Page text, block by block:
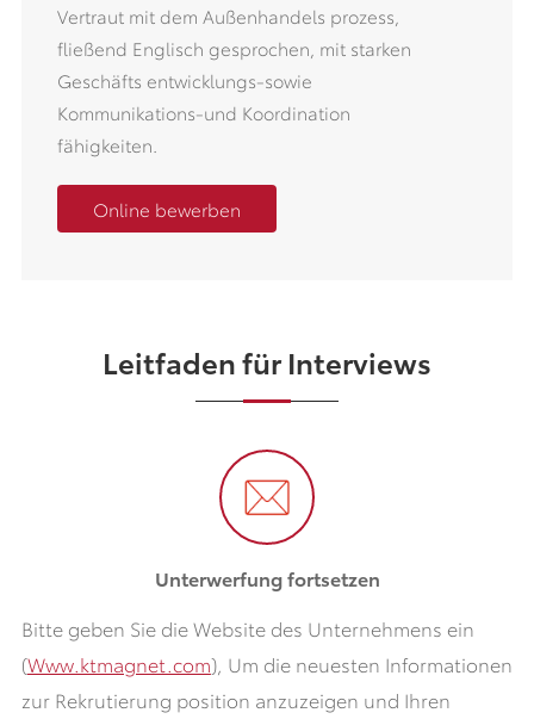
Vertraut mit dem Außenhandels prozess,
fließend Englisch gesprochen, mit starken
Geschäfts entwicklungs-sowie
Kommunikations-und Koordination
fähigkeiten.
Online bewerben
Leitfaden für Interviews
Unterwerfung fortsetzen
Bitte geben Sie die Website des Unternehmens ein
(Www.ktmagnet.com), Um die neuesten Informationen
zur Rekrutierung position anzuzeigen und Ihren